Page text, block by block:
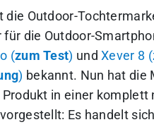
die Outdoor-
für die Outdoor-
(zum Test) undXever 8
) bekannt. Nun hat die
Produkt in einer komplett
Es handelt